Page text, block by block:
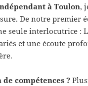
à Toulon,
De notre premier
seule interlocutrice :
et une écoute
compétences ?